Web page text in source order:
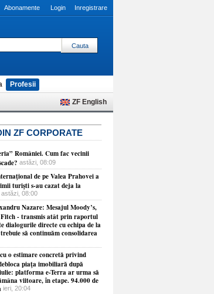
Abonamente Login Inregistrare
Profesii
ZF English
ZF CORPORATE
României. Cum fac vecinii
astăzi, 08:09
de pe Valea Prahovei a
turişti s-au cazat deja la
astăzi, 08:00
Nazare: Mesajul Moody’s,
- transmis atât prin raportul
dialogurile directe cu echipa de la
să continuăm consolidarea
o estimare concretă privind
piaţa imobiliară după
platforma e-Terra ar urma să
viitoare, în etape. 94.000 de
ieri, 20:04